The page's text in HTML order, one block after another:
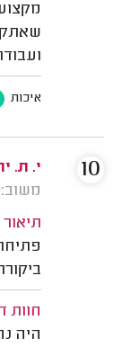
איכות
י. ת.
משוב: 10/08/2025
חוות
היה
10